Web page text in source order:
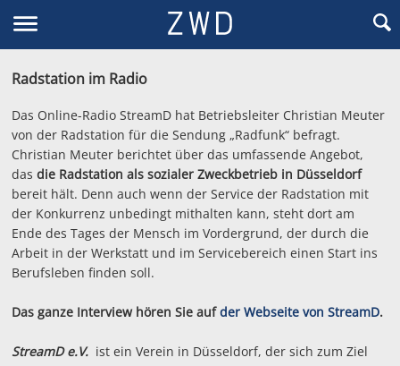
Radstation im Radio
Das Online-Radio StreamD hat Betriebsleiter Christian Meuter
von der Radstation für die Sendung „Radfunk“ befragt.
Christian Meuter berichtet über das umfassende Angebot,
dasdie Radstation als sozialer Zweckbetrieb in Düsseldorf
bereit hält. Denn auch wenn der Service der Radstation mit
der Konkurrenz unbedingt mithalten kann, steht dort am
Ende des Tages der Mensch im Vordergrund, der durch die
Arbeit in der Werkstatt und im Servicebereich einen Start ins
Berufsleben finden soll.
Das ganze Interview hören Sie aufder Webseite von StreamD.
StreamD e.V. ist ein Verein in Düsseldorf, der sich zum Ziel